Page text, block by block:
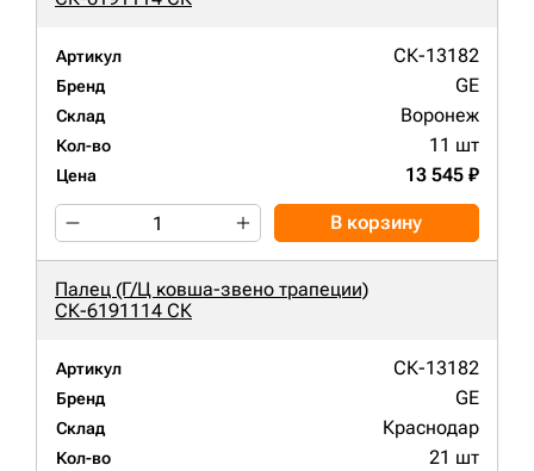
Артикул СК-13182
Бренд GE
Склад Воронеж
Кол-во 11 шт
Цена 13 545 ₽
В корзину
Палец (Г/Ц ковша-звено трапеции)
СК-6191114 СК
Артикул СК-13182
Бренд GE
Склад Краснодар
Кол-во 21 шт